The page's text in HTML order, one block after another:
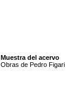
Muestra del acervo
Obras de Pedro Figari